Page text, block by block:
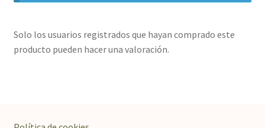
Solo los usuarios registrados que hayan comprado este
producto pueden hacer una valoración.